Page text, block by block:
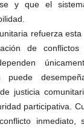
y que el
refuerza
de
puede
justicia
participativa.
inmediato,